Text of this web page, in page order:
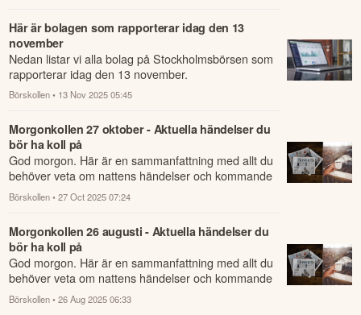
Här är bolagen som rapporterar idag den 13
november
Nedan listar vi alla bolag på Stockholmsbörsen som
rapporterar idag den 13 november.
Börskollen • 13 Nov 2025 05:45
Morgonkollen 27 oktober - Aktuella händelser du
bör ha koll på
God morgon. Här är en sammanfattning med allt du
behöver veta om nattens händelser och kommande
dagens viktigaste händelser på börsen.
Börskollen • 27 Oct 2025 07:24
Morgonkollen 26 augusti - Aktuella händelser du
bör ha koll på
God morgon. Här är en sammanfattning med allt du
behöver veta om nattens händelser och kommande
dagens viktigaste händelser på börsen.
Börskollen • 26 Aug 2025 06:33